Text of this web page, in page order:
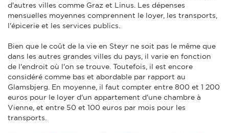
d'autres villes comme Graz et Linus. Les dépenses
mensuelles moyennes comprennent le loyer, les transports,
l'épicerie et les services publics.
Bien que le coût de la vie en Steyr ne soit pas le même que
dans les autres grandes villes du pays, il varie en fonction
de l'endroit où l'on se trouve. Toutefois, il est encore
considéré comme bas et abordable par rapport au
Glamsbjerg. En moyenne, il faut compter entre 800 et 1 200
euros pour le loyer d'un appartement d'une chambre à
Vienne, et entre 50 et 100 euros par mois pour les
transports.